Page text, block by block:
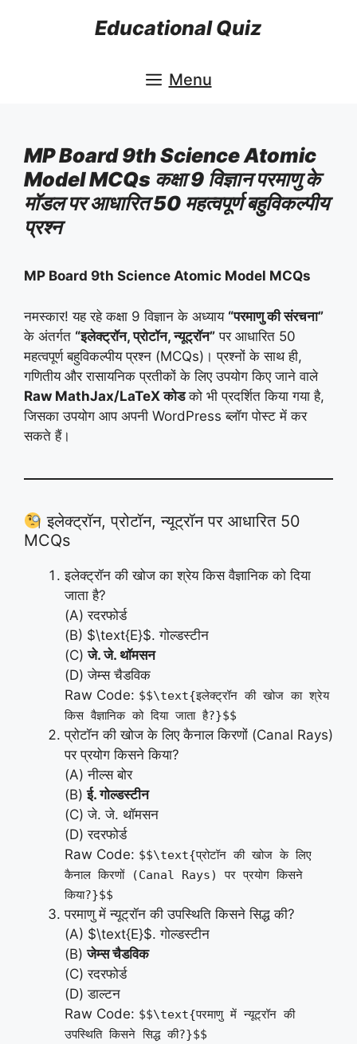
Educational Quiz
Menu
MP Board 9th Science Atomic
Model MCQs कक्षा 9 विज्ञान परमाणु के
मॉडल पर आधारित 50 महत्वपूर्ण बहुविकल्पीय
प्रश्न
MP Board 9th Science Atomic Model MCQs
नमस्कार! यह रहे कक्षा 9 विज्ञान के अध्याय “परमाणु की संरचना”
के अंतर्गत “इलेक्ट्रॉन, प्रोटॉन, न्यूट्रॉन” पर आधारित 50
महत्वपूर्ण बहुविकल्पीय प्रश्न (MCQs)। प्रश्नों के साथ ही,
गणितीय और रासायनिक प्रतीकों के लिए उपयोग किए जाने वाले
Raw MathJax/LaTeX कोडको भी प्रदर्शित किया गया है,
जिसका उपयोग आप अपनी WordPress ब्लॉग पोस्ट में कर
सकते हैं।
इलेक्ट्रॉन, प्रोटॉन, न्यूट्रॉन पर आधारित 50
MCQs
इलेक्ट्रॉन की खोज का श्रेय किस वैज्ञानिक को दिया
जाता है?
(A) रदरफोर्ड
(B) $\text{E}$. गोल्डस्टीन
(C)जे. जे. थॉमसन
(D) जेम्स चैडविक
Raw Code: $$\text{इलेक्ट्रॉन की खोज का श्रेय
किस वैज्ञानिक को दिया जाता है?}$$
प्रोटॉन की खोज के लिए कैनाल किरणों (Canal Rays)
पर प्रयोग किसने किया?
(A) नील्स बोर
(B)ई. गोल्डस्टीन
(C) जे. जे. थॉमसन
(D) रदरफोर्ड
Raw Code: $$\text{प्रोटॉन की खोज के लिए
कैनाल किरणों (Canal Rays) पर प्रयोग किसने
किया?}$$
परमाणु में न्यूट्रॉन की उपस्थिति किसने सिद्ध की?
(A) $\text{E}$. गोल्डस्टीन
(B)जेम्स चैडविक
(C) रदरफोर्ड
(D) डाल्टन
Raw Code: $$\text{परमाणु में न्यूट्रॉन की
उपस्थिति किसने सिद्ध की?}$$